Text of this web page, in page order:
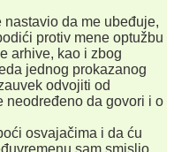
da me ubeđuje,
protiv mene optužbu
arhive, kao i zbog
jednog prokazanog
odvojiti od
neodređeno da govori i o
osvajačima i da ću
sam smislio